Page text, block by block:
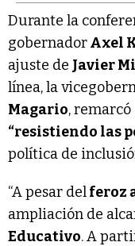
Durante la
gobernadorAxel
ajuste de Javier
línea, la
Magario,
“resistiendo las
política de
“A pesar delferoz
ampliación de
Educativo. A